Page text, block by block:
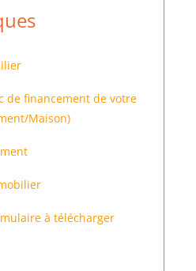
de financement de votre
Maison)
à télécharger